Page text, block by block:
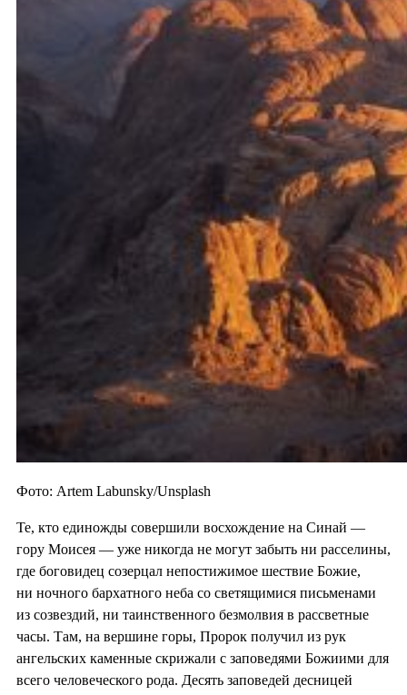
Фото: Artem Labunsky/Unsplash
Те, кто единожды совершили восхождение на Синай —
гору Моисея — уже никогда не могут забыть ни расселины,
где боговидец созерцал непостижимое шествие Божие,
ни ночного бархатного неба со светящимися письменами
из созвездий, ни таинственного безмолвия в рассветные
часы. Там, на вершине горы, Пророк получил из рук
ангельских каменные скрижали с заповедями Божиими для
всего человеческого рода. Десять заповедей десницей